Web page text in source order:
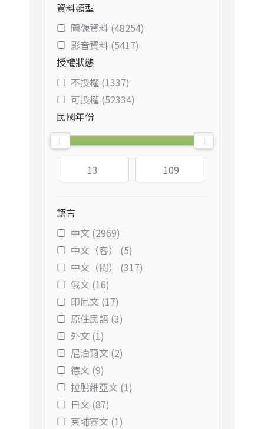
資料類型
圖像資料 (48254)
影音資料 (5417)
授權狀態
不授權 (1337)
可授權 (52334)
民國年份
語言
中文 (2969)
中文（客） (5)
中文（閩） (317)
俄文 (16)
印尼文 (17)
原住民語 (3)
外文 (1)
尼泊爾文 (2)
德文 (9)
拉脫維亞文 (1)
日文 (87)
柬埔寨文 (1)